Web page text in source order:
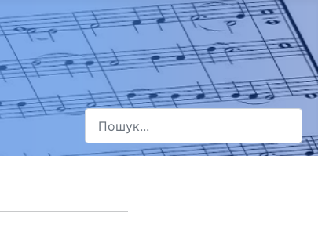
Пошук
Type 2 or more characters for results.